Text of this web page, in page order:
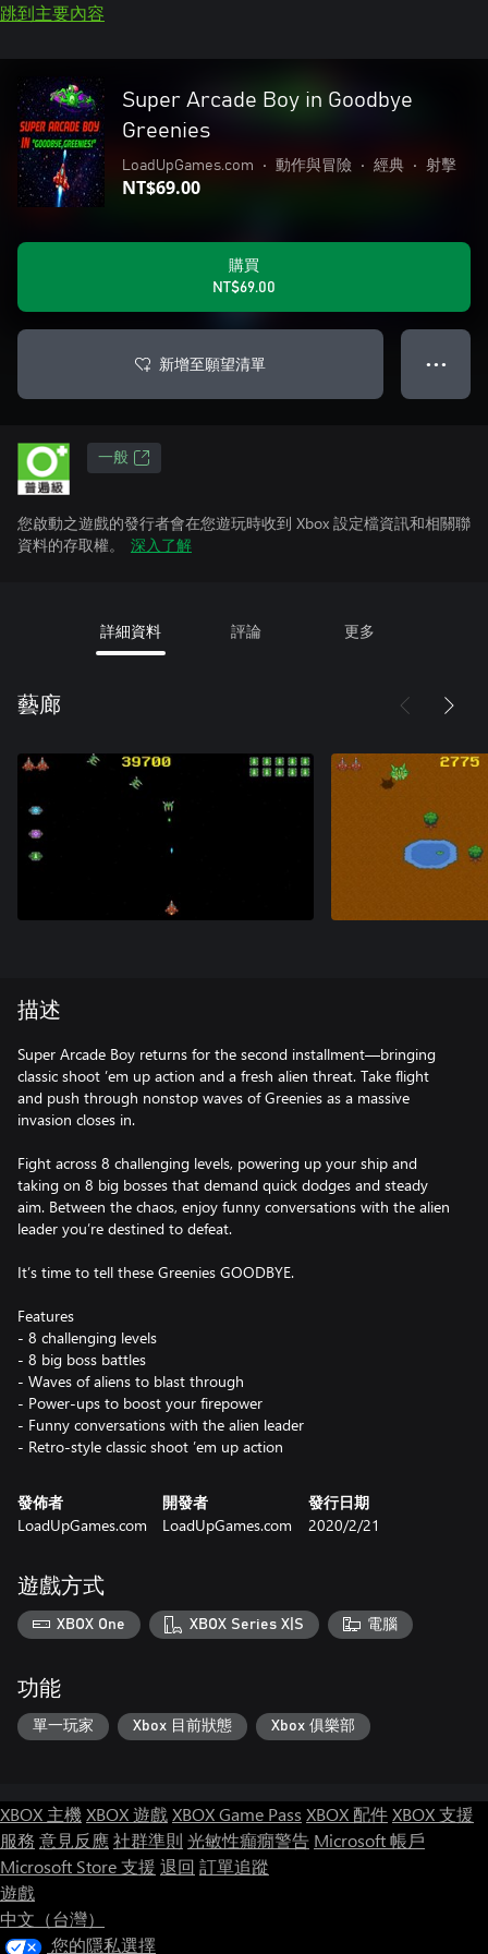
跳到主要內容
Super Arcade Boy in Goodbye
Greenies
LoadUpGames.com • 動作與冒險 • 經典 • 射擊
NT$69.00
購買
NT$69.00
新增至願望清單 ● ● ●
一般
您啟動之遊戲的發行者會在您遊玩時收到 Xbox 設定檔資訊和相關聯
資料的存取權。
深入了解
詳細資料 評論 更多
藝廊
描述
Super Arcade Boy returns for the second installment—bringing
classic shoot ’em up action and a fresh alien threat. Take flight
and push through nonstop waves of Greenies as a massive
invasion closes in.
Fight across 8 challenging levels, powering up your ship and
taking on 8 big bosses that demand quick dodges and steady
aim. Between the chaos, enjoy funny conversations with the alien
leader you’re destined to defeat.
It’s time to tell these Greenies GOODBYE.
Features
- 8 challenging levels
- 8 big boss battles
- Waves of aliens to blast through
- Power-ups to boost your firepower
- Funny conversations with the alien leader
- Retro-style classic shoot ’em up action
發佈者
LoadUpGames.com
開發者
LoadUpGames.com
發行日期
2020/2/21
遊戲方式
XBOX One XBOX Series X|S 電腦
功能
單一玩家 Xbox 目前狀態 Xbox 俱樂部
XBOX 主機XBOX 遊戲XBOX Game Pass XBOX 配件XBOX 支援
服務 意見反應社群準則 光敏性癲癇警告 Microsoft 帳戶
Microsoft Store 支援 退回 訂單追蹤
遊戲
中文（台灣）
您的隱私選擇